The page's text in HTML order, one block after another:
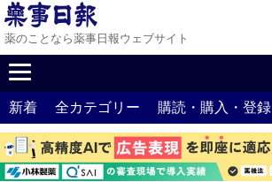
薬のことなら薬事日報ウェブサイト
新着 全カテゴリー 購読・購入・登録